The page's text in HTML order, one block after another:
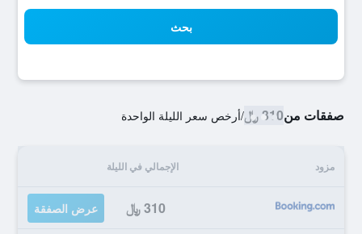
بحث
صفقات من310 ﷼ /أرخص سعر الليلة الواحدة
مزود الإجمالي في الليلة
310 ﷼ عرض الصفقة